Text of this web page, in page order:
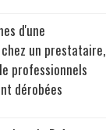
d'une
un prestataire,
professionnels
dérobées